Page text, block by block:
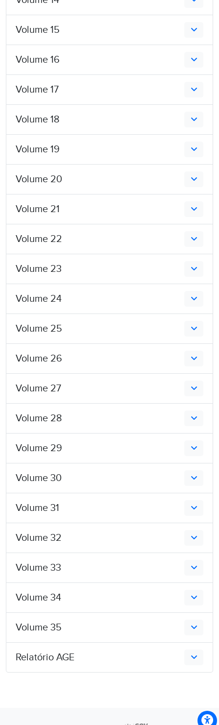
Volume 15
Volume 16
Volume 17
Volume 18
Volume 19
Volume 20
Volume 21
Volume 22
Volume 23
Volume 24
Volume 25
Volume 26
Volume 27
Volume 28
Volume 29
Volume 30
Volume 31
Volume 32
Volume 33
Volume 34
Volume 35
Relatório AGE